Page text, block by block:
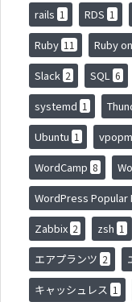
rails 1 RDS 1
Ruby 11 Ruby
Slack 2 SQL 6
systemd 1
Ubuntu 1
WordCamp 8
WordPress Popular
Zabbix 2 zsh 1
エアプランツ 2
キャッシュレス 1